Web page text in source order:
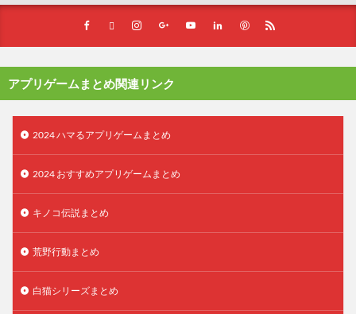
アプリゲームまとめ関連リンク
2024 ハマるアプリゲームまとめ
2024 おすすめアプリゲームまとめ
キノコ伝説まとめ
荒野行動まとめ
白猫シリーズまとめ